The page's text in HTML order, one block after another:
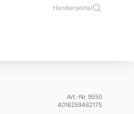
Händlerportal
Art.-Nr. 9550
4016259462175